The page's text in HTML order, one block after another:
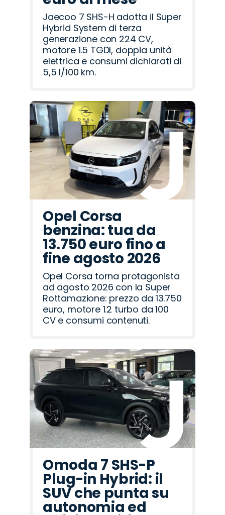
Jaecoo 7 SHS-H adotta il Super
Hybrid System di terza
generazione con 224 CV,
motore 1.5 TGDI, doppia unità
elettrica e consumi dichiarati di
5,5 l/100 km.
Opel Corsa
benzina: tua da
13.750 euro fino a
fine agosto 2026
Opel Corsa torna protagonista
ad agosto 2026 con la Super
Rottamazione: prezzo da 13.750
euro, motore 1.2 turbo da 100
CV e consumi contenuti.
Omoda 7 SHS-P
Plug-in Hybrid: il
SUV che punta su
autonomia ed